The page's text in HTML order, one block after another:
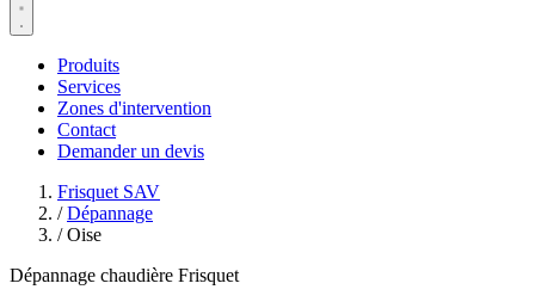
Produits
Services
Zones d'intervention
Contact
Demander un devis
Frisquet SAV
/ Dépannage
/ Oise
Dépannage chaudière Frisquet